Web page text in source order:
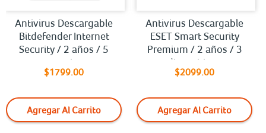
Antivirus Descargable
Bitdefender Internet
Security / 2 años / 5
usuarios
$1799.00
Agregar Al Carrito
Antivirus Descargable
ESET Smart Security
Premium / 2 años / 3
dispositivos
$2099.00
Agregar Al Carrito